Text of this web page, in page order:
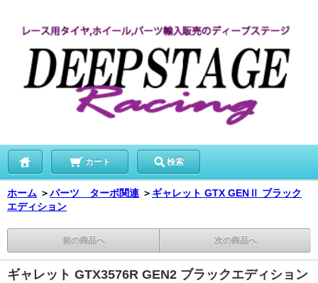
カート 検索
ホーム ＞パーツ ターボ関連 ＞ ギャレット GTX GENⅡ ブラック
エディション
前の商品へ 次の商品へ
ギャレット GTX3576R GEN2 ブラックエディション